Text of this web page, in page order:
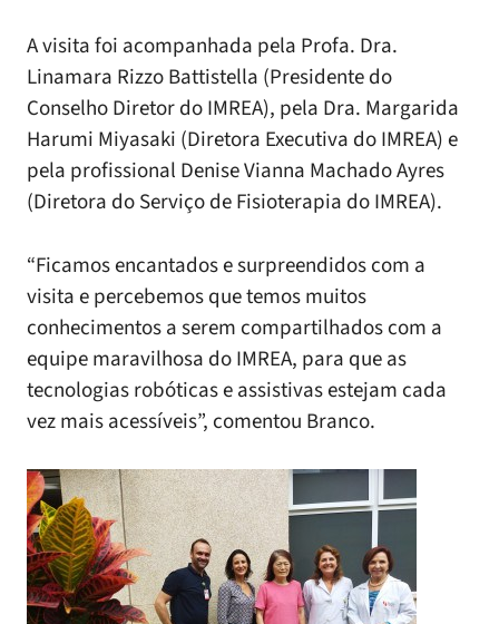
A visita foi acompanhada pela Profa. Dra.
Linamara Rizzo Battistella (Presidente do
Conselho Diretor do IMREA), pela Dra. Margarida
Harumi Miyasaki (Diretora Executiva do IMREA) e
pela profissional Denise Vianna Machado Ayres
(Diretora do Serviço de Fisioterapia do IMREA).
“Ficamos encantados e surpreendidos com a
visita e percebemos que temos muitos
conhecimentos a serem compartilhados com a
equipe maravilhosa do IMREA, para que as
tecnologias robóticas e assistivas estejam cada
vez mais acessíveis”, comentou Branco.